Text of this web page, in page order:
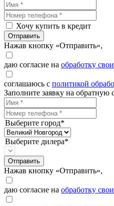
Хочу купить в кредит
Отправить
Нажав кнопку «Отправить»,
даю согласие на обработку
соглашаюсь с политикой
Заполните заявку на обратную
Выберите город*
Выберите дилера*
Отправить
Нажав кнопку «Отправить»,
даю согласие на обработку